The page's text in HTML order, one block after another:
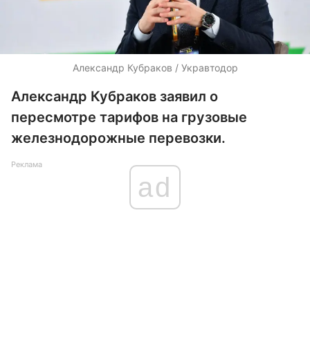
Александр Кубраков / Укравтодор
Александр Кубраков заявил о
пересмотре тарифов на грузовые
железнодорожные перевозки.
Реклама
ad